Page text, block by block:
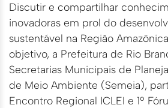
Discutir e compartilhar
inovadoras em prol do
sustentável na Região
objetivo, a Prefeitura de Rio
Secretarias Municipais de
de Meio Ambiente (Semeia),
Encontro Regional ICLEI e 1º